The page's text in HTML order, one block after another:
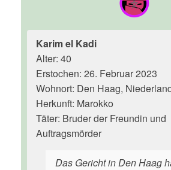
Karim el Kadi
Alter: 40
Erstochen: 26. Februar 2023
Wohnort: Den Haag,
Herkunft: Marokko
Täter: Bruder der Freundin und
Auftragsmörder
Das Gericht in Den Haag